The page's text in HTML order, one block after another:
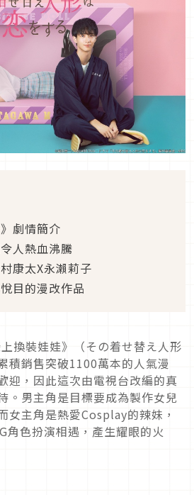
劇情簡介
人熱血沸騰
康太X永瀨莉子
目的漫改作品
換裝娃娃》（その着せ替え人形
積銷售突破1100萬本的人氣漫
迎，因此這次由電視台改編的真
。男主角是目標要成為製作女兒
女主角是熱愛Cosplay的辣妹，
角色扮演相遇，產生耀眼的火